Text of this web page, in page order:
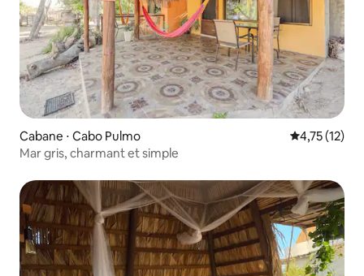
Cabane ⋅ Cabo Pulmo Évaluation
4,75 (12)
Mar gris, charmant et simple